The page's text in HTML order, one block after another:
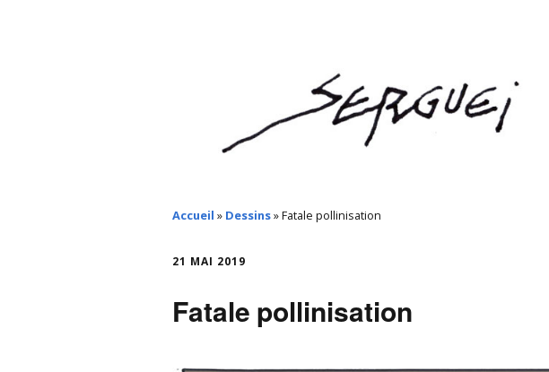
Accueil » Dessins»Fatale pollinisation
21 MAI 2019
Fatale pollinisation